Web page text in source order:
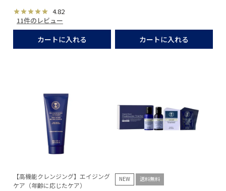
4.82
11件のレビュー
カートに入れる カートに入れる
【高機能クレンジング】エイジング
ケア（年齢に応じたケア）
NEW 送料無料